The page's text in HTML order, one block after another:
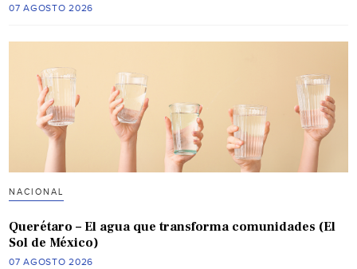
07 AGOSTO 2026
NACIONAL
Querétaro – El agua que transforma comunidades (El
Sol de México)
07 AGOSTO 2026